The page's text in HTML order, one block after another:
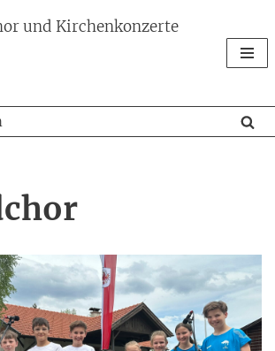
und Kirchenkonzerte